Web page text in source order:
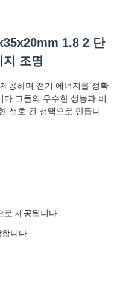
1.8 2 단
조명
공하며 전기 에너지를 정확
.그들의 우수한 성능과 비
선호 된 선택으로 만듭니
로 제공됩니다.
니다